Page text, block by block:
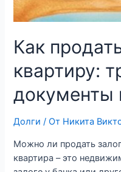
Как
квартиру:
документы
Долги / От Никита
Можно ли продать
квартира – это